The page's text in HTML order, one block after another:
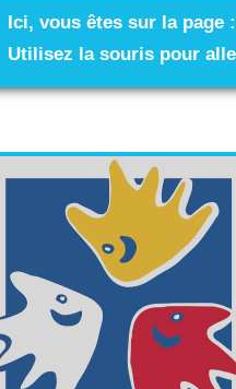
Ici, vous êtes sur la page
Utilisez la souris pour